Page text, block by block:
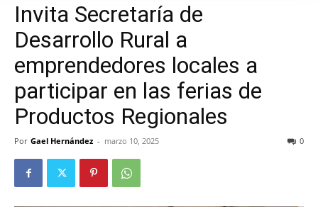
Invita Secretaría de
Desarrollo Rural a
emprendedores locales a
participar en las ferias de
Productos Regionales
Por Gael Hernández - marzo 10, 2025 0